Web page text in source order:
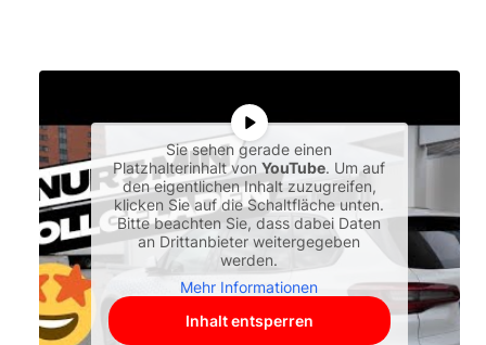
Sie sehen gerade einen
Platzhalterinhalt vonYouTube. Um auf
den eigentlichen Inhalt zuzugreifen,
klicken Sie auf die Schaltfläche unten.
Bitte beachten Sie, dass dabei Daten
an Drittanbieter weitergegeben
werden.
Mehr Informationen
Inhalt entsperren